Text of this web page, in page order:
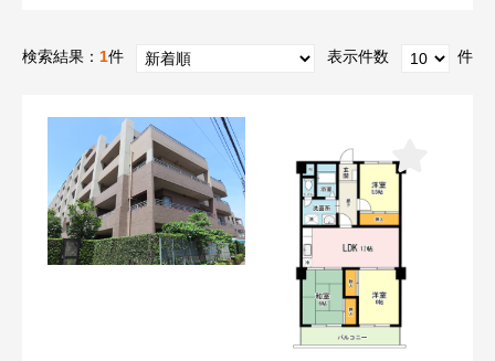
検索結果： 1件 表示件数 件